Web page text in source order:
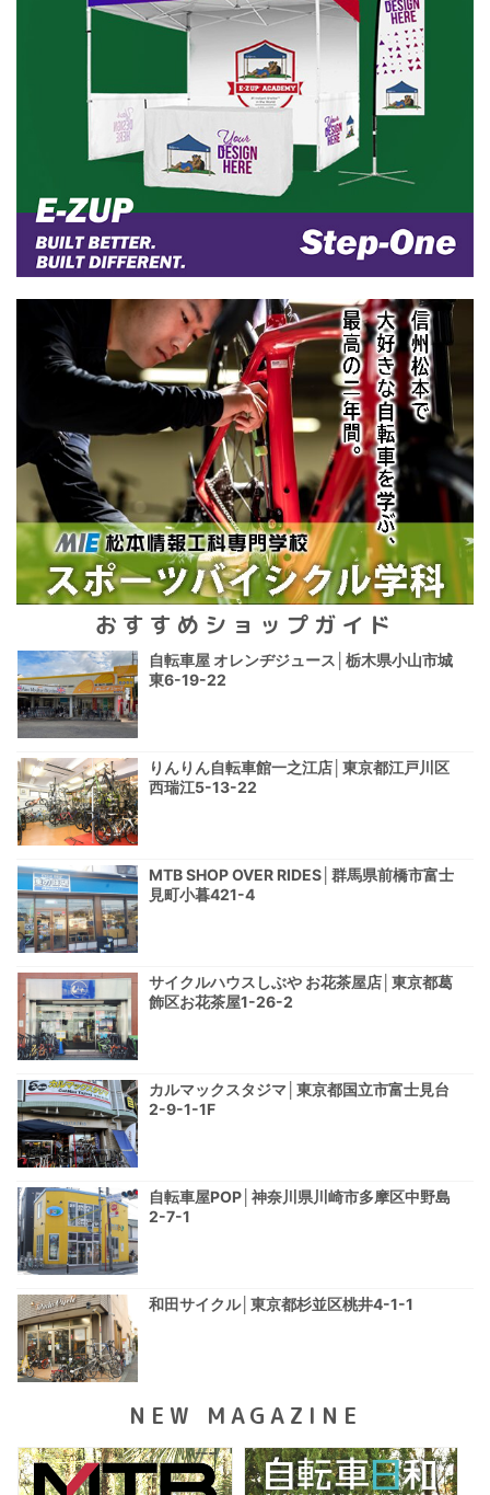
おすすめショップガイド
自転車屋 オレンヂジュース│栃木県小山市城
東6-19-22
りんりん自転車館一之江店│東京都江戸川区
西瑞江5-13-22
MTB SHOP OVER RIDES│群馬県前橋市富士
見町小暮421-4
サイクルハウスしぶや お花茶屋店│東京都葛
飾区お花茶屋1-26-2
カルマックスタジマ│東京都国立市富士見台
2-9-1-1F
自転車屋POP│神奈川県川崎市多摩区中野島
2-7-1
和田サイクル│東京都杉並区桃井4-1-1
NEW MAGAZINE